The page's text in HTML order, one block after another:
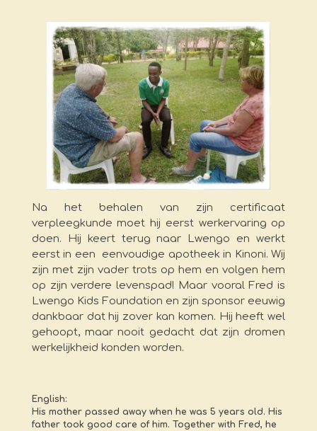
Na het behalen van zijn certificaat
verpleegkunde moet hij eerst werkervaring op
doen. Hij keert terug naar Lwengo en werkt
eerst in een eenvoudige apotheek in Kinoni. Wij
zijn met zijn vader trots op hem envolgen hem
op zijn verdere levenspad! Maar vooral Fred is
Lwengo Kids Foundation en zijn sponsor eeuwig
dankbaar dat hij zover kan komen. Hij heeft wel
gehoopt, maar nooit gedacht dat zijn dromen
werkelijkheid konden worden.
English:
His mother passed away when he was 5 years old. His
father took good care of him. Together with Fred, he